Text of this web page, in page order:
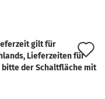
gilt für
Lieferzeiten für
bitte der Schaltfläche mit